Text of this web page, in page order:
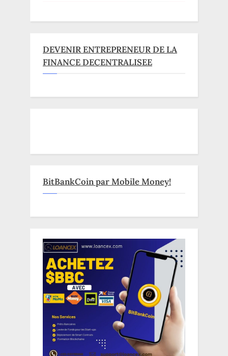
DEVENIR ENTREPRENEUR DE LA
FINANCE DECENTRALISEE
BitBankCoin par Mobile Money!